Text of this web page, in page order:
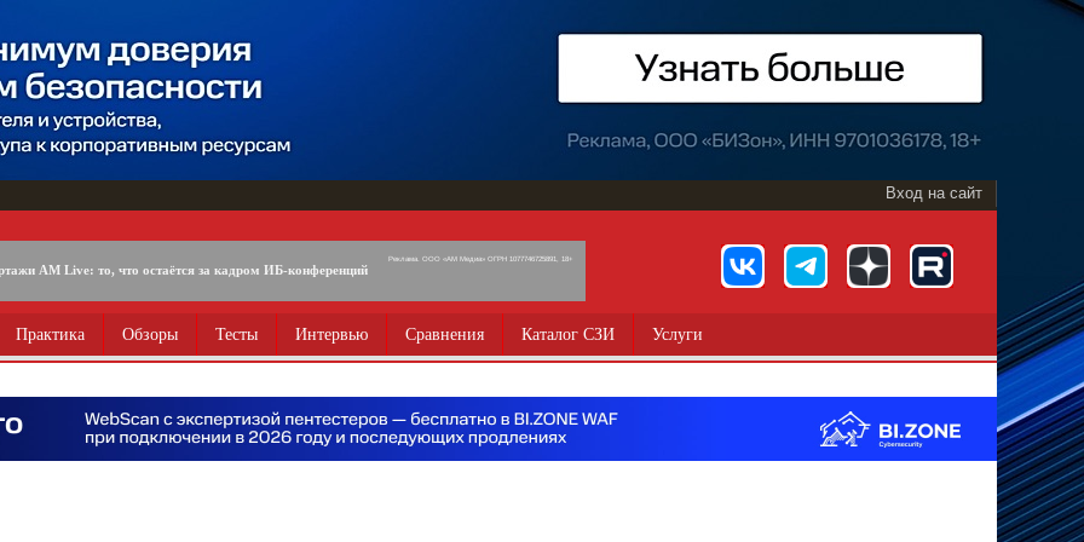
Вход на сайт
AM Live: то, что остаётся за кадром ИБ-конференций
Реклама. ООО «АМ Медиа» ОГРН 1077746725891, 18+
Практика Обзоры Тесты Интервью Сравнения Каталог СЗИ Услуги